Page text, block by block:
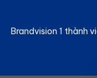
Brandvision 1 thành